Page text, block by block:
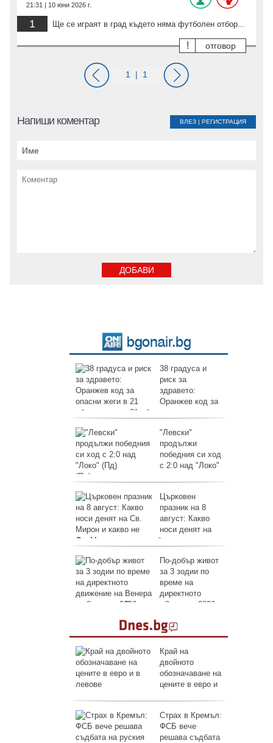
38 градуса и
риск за
здравето:
Оранжев код за
опасни жеги в 21 области
"Левски"
продължи
победния си ход
с 2:0 над "Локо"
(Пд)
Църковен
празник на 8
август: Какво
носи денят на
Св. Мирон и какво не бива да правим
По-добър живот
за 3 зодии по
време на
директното
движение на Венера на 8 август 2026 г.
Край на
двойното
обозначаване на
цените в евро и
Страх в Кремъл:
ФСБ вече
решава съдбата
21:31 | 10 юни 2026 г.
1 Ще се играят в град където няма футболен отбор...
отговор
!
Напиши коментар ВЛЕЗ | РЕГИСТРАЦИЯ
ДОБАВИ